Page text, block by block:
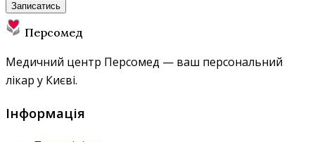
Записатись
Персомед
Медичний центр Персомед — ваш персональний
лікар у Києві.
Інформація